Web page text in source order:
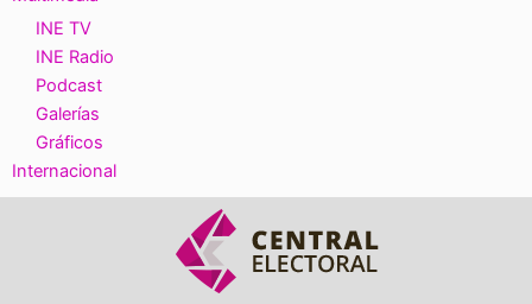
INE TV
INE Radio
Podcast
Galerías
Gráficos
Internacional